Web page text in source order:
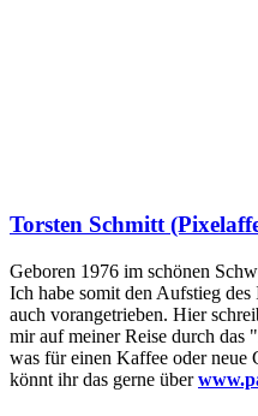
Torsten Schmitt
Geboren 1976 im schönen
Ich habe somit den Aufstieg
auch vorangetrieben. Hier
mir auf meiner Reise durch
was für einen Kaffee oder neue
könnt ihr das gerne über